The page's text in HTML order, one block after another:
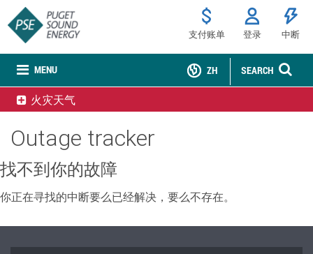
MENU
支付账单 登录 中断
SEARCH
ZH
火灾天气
Outage tracker
找不到你的故障
你正在寻找的中断要么已经解决，要么不存在。